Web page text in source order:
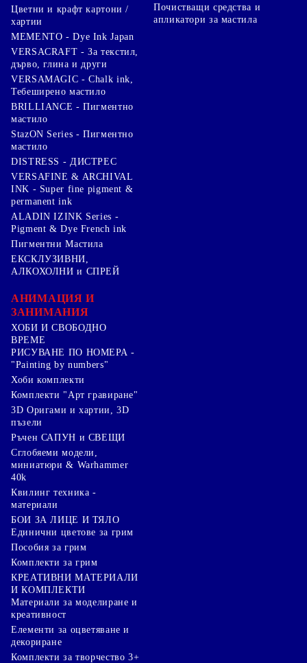
Цветни и крафт картони /
хартии
Почистващи средства и
апликатори за мастила
MEMENTO - Dye Ink Japan
VERSACRAFT - За текстил,
дърво, глина и други
VERSAMAGIC - Chalk ink,
Тебеширено мастило
BRILLIANCE - Пигментно
мастило
StazON Series - Пигментно
мастило
DISTRESS - ДИСТРЕС
VERSAFINE & ARCHIVAL
INK - Super fine pigment &
permanent ink
ALADIN IZINK Series -
Pigment & Dye French ink
Пигментни Мастила
ЕКСКЛУЗИВНИ,
АЛКОХОЛНИ и СПРЕЙ
АНИМАЦИЯ И
ЗАНИМАНИЯ
ХОБИ И СВОБОДНО
ВРЕМЕ
РИСУВАНЕ ПО НОМЕРА -
"Painting by numbers"
Хоби комплекти
Комплекти "Арт гравиране"
3D Оригами и хартии, 3D
пъзели
Ръчен САПУН и СВЕЩИ
Сглобяеми модели,
миниатюри & Warhammer
40k
Квилинг техника -
материали
БОИ ЗА ЛИЦЕ И ТЯЛО
Единични цветове за грим
Пособия за грим
Комплекти за грим
КРЕАТИВНИ МАТЕРИАЛИ
И КОМПЛЕКТИ
Mатериали за моделиране и
креативност
Елементи за оцветяване и
декориране
Комплекти за творчество 3+